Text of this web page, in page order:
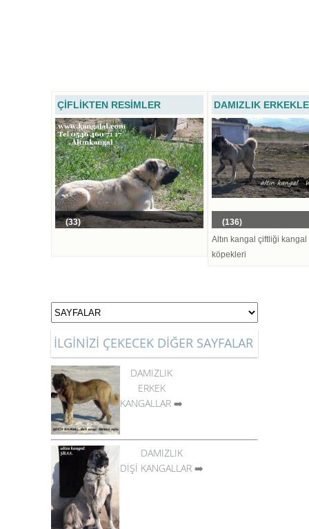
ÇİFLİKTEN RESİMLER
(33)
DAMIZLIK
(136)
Altın kangal çiftliği kangal
köpekleri
İLGİNİZİ ÇEKECEK DİĞER SAYFALAR
DAMIZLIK
ERKEK
KANGALLAR ➡️
DAMIZLIK
DİŞİ KANGALLAR ➡️